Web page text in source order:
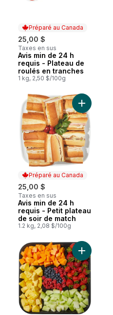
Préparé au Canada
25,00 $
Taxes en sus
Préparé au Canada
Avis min de 24 h
requis - Plateau de
roulés en tranches
1 kg, 2,50 $/100g
Avis min de 24 h requis- Plateau
Préparé au Canada
25,00 $
Taxes en sus
Préparé au Canada
Avis min de 24 h
requis - Petit plateau
de soir de match
1.2 kg, 2,08 $/100g
Avis min de 24 h requis - Plateau
Ajouter